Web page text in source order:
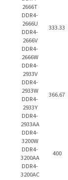
2666T
DDR4-
2666U
DDR4-
2666V
DDR4-
2666W
333.33
DDR4-
2933V
DDR4-
2933W
DDR4-
2933Y
DDR4-
2933AA
366.67
DDR4-
3200W
DDR4-
3200AA
DDR4-
3200AC
400